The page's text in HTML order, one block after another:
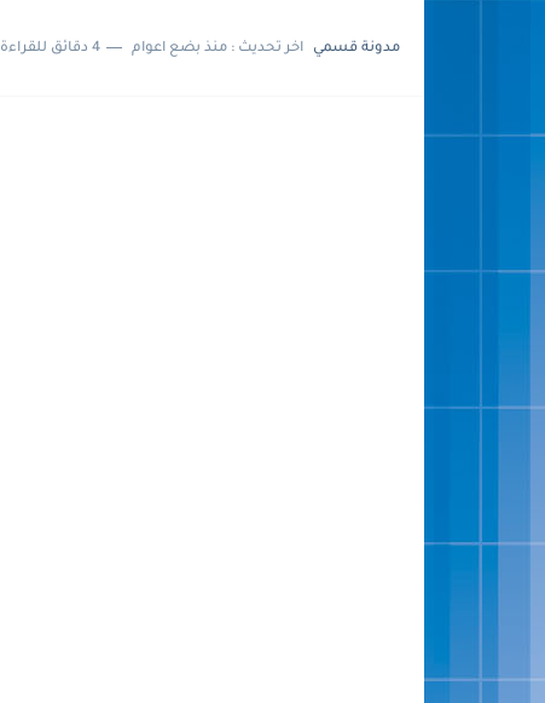
مدونة قسمي اخر تحديث : منذ بضع اعوام 4 دقائق للقراءة